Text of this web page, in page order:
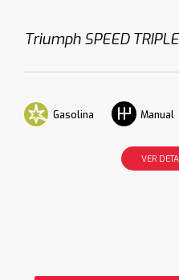
Triumph SPEED
Gasolina Manual
VER